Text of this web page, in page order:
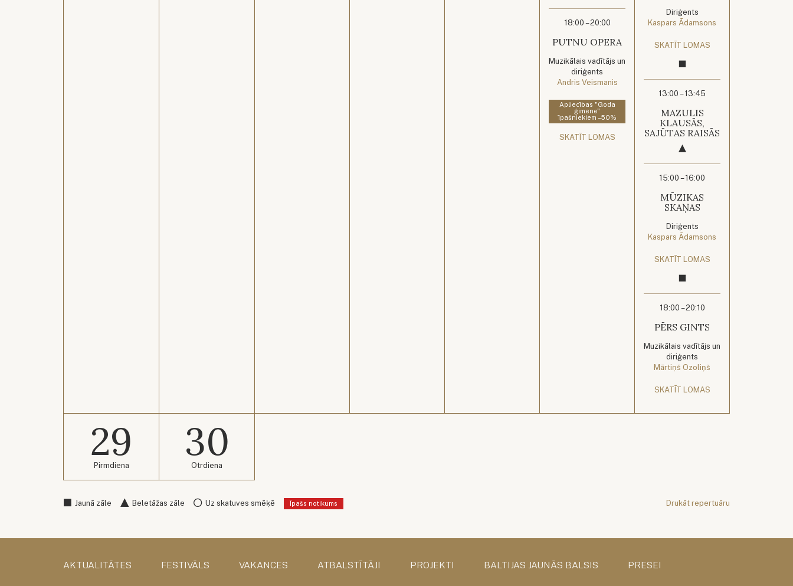
18:00 – 20:00
PUTNU OPERA
Muzikālais vadītājs un
diriģents
Andris Veismanis
Apliecības "Goda
ģimene"
īpašniekiem –50%
SKATĪT LOMAS
Diriģents
Kaspars Ādamsons
SKATĪT LOMAS
13:00 – 13:45
MAZULIS
KLAUSĀS,
SAJŪTAS RAISĀS
15:00 – 16:00
MŪZIKAS
SKAŅAS
Diriģents
Kaspars Ādamsons
SKATĪT LOMAS
18:00 – 20:10
PĒRS GINTS
Muzikālais vadītājs un
diriģents
Mārtiņš Ozoliņš
SKATĪT LOMAS
29
Pirmdiena 30
Otrdiena
Jaunā zāle Beletāžas zāle Uz skatuves smēķē Īpašs notikums Drukāt repertuāru
AKTUALITĀTES FESTIVĀLS VAKANCES ATBALSTĪTĀJI PROJEKTI BALTIJAS JAUNĀS BALSIS PRESEI